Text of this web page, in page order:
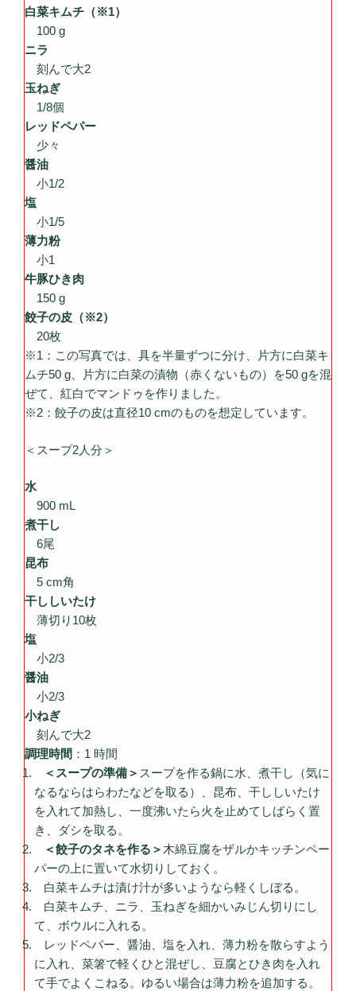
白菜キムチ（※1）
100 g
ニラ
刻んで大2
玉ねぎ
1/8個
レッドペパー
少々
醤油
小1/2
塩
小1/5
薄力粉
小1
牛豚ひき肉
150 g
餃子の皮（※2）
20枚
※1：この写真では、具を半量ずつに分け、片方に白菜キ
ムチ50 g、片方に白菜の漬物（赤くないもの）を50 gを混
ぜて、紅白でマンドゥを作りました。
※2：餃子の皮は直径10 cmのものを想定しています。
＜スープ2人分＞
水
900 mL
煮干し
6尾
昆布
5 cm角
干ししいたけ
薄切り10枚
塩
小2/3
醤油
小2/3
小ねぎ
刻んで大2
調理時間 ：1 時間
＜スープの準備＞ スープを作る鍋に水、煮干し（気に
なるならはらわたなどを取る）、昆布、干ししいたけ
を入れて加熱し、一度沸いたら火を止めてしばらく置
き、ダシを取る。
＜餃子のタネを作る＞ 木綿豆腐をザルかキッチンペー
パーの上に置いて水切りしておく。
白菜キムチは漬け汁が多いようなら軽くしぼる。
白菜キムチ、ニラ、玉ねぎを細かいみじん切りにし
て、ボウルに入れる。
レッドペパー、醤油、塩を入れ、薄力粉を散らすよう
に入れ、菜箸で軽くひと混ぜし、豆腐とひき肉を入れ
て手でよくこねる。ゆるい場合は薄力粉を追加する。